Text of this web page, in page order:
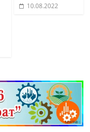
10.08.2022